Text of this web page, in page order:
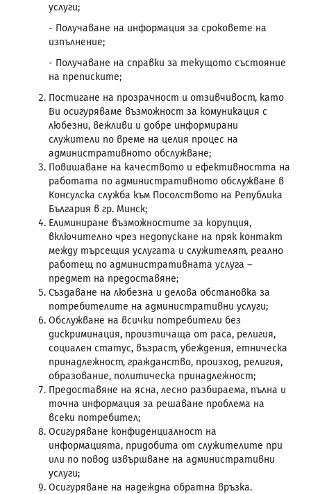
услуги;
- Получаване на информация за сроковете на
изпълнение;
- Получаване на справки за текущото състояние
на преписките;
Постигане на прозрачност и отзивчивост, като
Ви осигуряваме възможност за комуникация с
любезни, вежливи и добре информирани
служители по време на целия процес на
административното обслужване;
Повишаване на качеството и ефективността на
работата по административното обслужване в
Консулска служба към Посолството на Република
България в гр. Минск;
Елиминиране възможностите за корупция,
включително чрез недопускане на пряк контакт
между търсещия услугата и служителят, реално
работещ по административната услуга –
предмет на предоставяне;
Създаване на любезна и делова обстановка за
потребителите на административни услуги;
Обслужване на всички потребители без
дискриминация, произтичаща от раса, религия,
социален статус, възраст, убеждения, етническа
принадлежност, гражданство, произход, религия,
образование, политическа принадлежност;
Предоставяне на ясна, лесно разбираема, пълна и
точна информация за решаване проблема на
всеки потребител;
Осигуряване конфиденциалност на
информацията, придобита от служителите при
или по повод извършване на административни
услуги;
Осигуряване на надеждна обратна връзка.